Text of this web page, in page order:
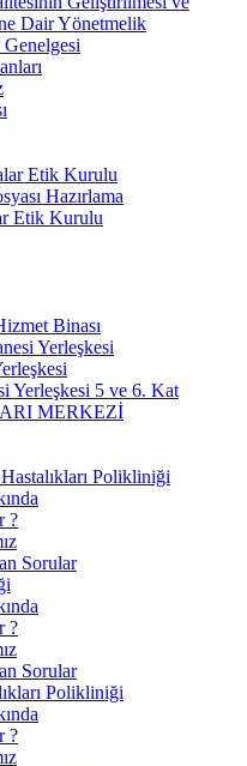
Dair Yönetmelik
Etik Kurulu
Hazırlama
Etik Kurulu
Binası
Yerleşkesi
Yerleşkesi 5 ve 6. Kat
MERKEZİ
Polikliniği
?
Sorular
?
Sorular
Polikliniği
?